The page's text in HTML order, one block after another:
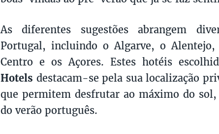
As diferentes sugestões abrangem
Portugal, incluindo o Algarve, o
Centro e os Açores. Estes hotéis
Hotels destacam-se pela sua localização
que permitem desfrutar ao máximo do
do verão português.